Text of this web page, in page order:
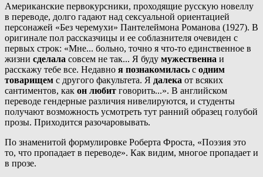
Американские первокурсники, проходящие русскую новеллу
в переводе, долго гадают над сексуальной ориентацией
персонажей «Без черемухи» Пантелеймона Романова (1927). В
оригинале пол рассказчицы и ее соблазнителя очевиден с
первых строк: «Мне... больно, точно я что-то единственное в
жизни сделала совсем не так... Я буду мужественна и
расскажу тебе все. Недавно я познакомилась с одним
товарищем с другого факультета. Я далека от всяких
сантиментов, как он любит говорить...». В английском
переводе гендерные различия нивелируются, и студенты
получают возможность усмотреть тут ранний образец голубой
прозы. Приходится разочаровывать.
По знаменитой формулировке Роберта Фроста, «Поэзия это
то, что пропадает в переводе». Как видим, многое пропадает и
в прозе.